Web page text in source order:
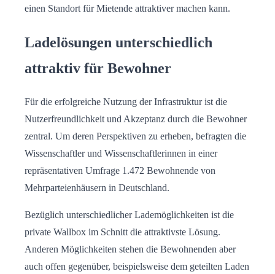
einen Standort für Mietende attraktiver machen kann.
Ladelösungen unterschiedlich
attraktiv für Bewohner
Für die erfolgreiche Nutzung der Infrastruktur ist die
Nutzerfreundlichkeit und Akzeptanz durch die Bewohner
zentral. Um deren Perspektiven zu erheben, befragten die
Wissenschaftler und Wissenschaftlerinnen in einer
repräsentativen Umfrage 1.472 Bewohnende von
Mehrparteienhäusern in Deutschland.
Bezüglich unterschiedlicher Lademöglichkeiten ist die
private Wallbox im Schnitt die attraktivste Lösung.
Anderen Möglichkeiten stehen die Bewohnenden aber
auch offen gegenüber, beispielsweise dem geteilten Laden